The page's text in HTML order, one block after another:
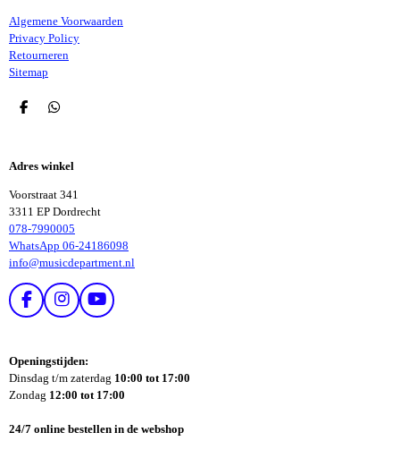
Algemene Voorwaarden
Privacy Policy
Retourneren
Sitemap
D
N
D
N
Adres winkel
Voorstraat 341
3311 EP Dordrecht
078-7990005
WhatsApp 06-24186098
info@musicdepartment.nl
F
B
O
I
T
A
R
M
Y
U
E
Openingstijden:
Dinsdag t/m zaterdag 10:00 tot 17:00
Zondag 12:00 tot 17:00
24/7 online bestellen in de webshop